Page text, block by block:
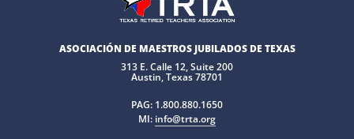
ASOCIACIÓN DE MAESTROS JUBILADOS DE TEXAS
313 E. Calle 12, Suite 200
Austin, Texas 78701
PAG: 1.800.880.1650
MI: info@trta.org